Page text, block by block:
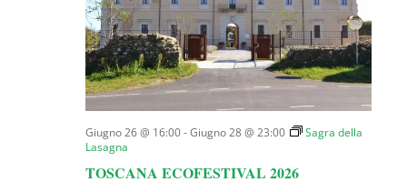
TOSCANA ECOFESTIVAL 2026
Giugno 26 @ 16:00-Giugno 28 @ 23:00
Sagra della
Lasagna